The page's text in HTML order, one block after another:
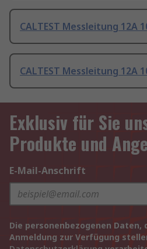
CALTEST Messleitung 12A
CALTEST Messleitung 12A
Exklusiv für Sie
Produkte und
E-Mail-Anschrift
Die personenbezogenen Daten,
Anmeldung zur Verfügung